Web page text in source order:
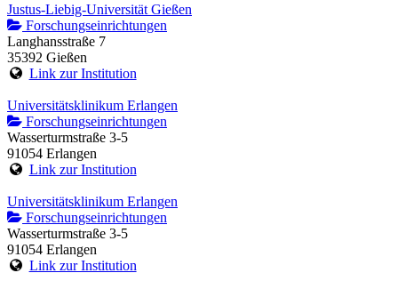
Justus-Liebig-Universität Gießen
Forschungseinrichtungen
Langhansstraße 7
35392 Gießen
Link zur Institution
Universitätsklinikum Erlangen
Forschungseinrichtungen
Wasserturmstraße 3-5
91054 Erlangen
Link zur Institution
Universitätsklinikum Erlangen
Forschungseinrichtungen
Wasserturmstraße 3-5
91054 Erlangen
Link zur Institution